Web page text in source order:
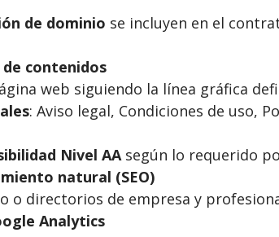
de dominio se incluyen en el
contenidos
web siguiendo la línea gráfica
: Aviso legal, Condiciones de uso,
Nivel AA según lo requerido
natural (SEO)
o directorios de empresa y
Analytics